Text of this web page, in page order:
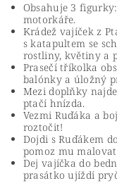
Obsahuje 3
motorkáře.
Krádež vajíček z
s katapultem se
rostliny, květiny a
Prasečí tříkolka
balónky a úložný
Mezi doplňky
ptačí hnízda.
Vezmi Ruďáka a
roztočit!
Dojdi s Ruďákem
pomoz mu
Dej vajíčka do
prasátko ujíždí